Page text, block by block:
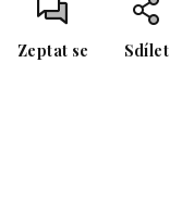
Zeptat se Sdílet